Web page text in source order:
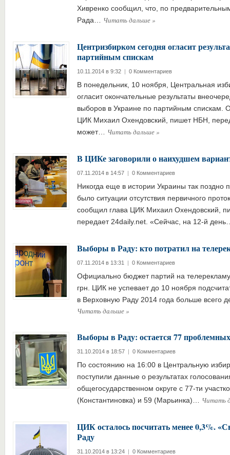
Хивренко сообщил, что, по
Рада… Читать дальше»
Центризбирком сегодня огласит
партийным спискам
10.11.2014 в 9:32 | 0 Комментариев
В понедельник, 10 ноября, Центральная
огласит окончательные результаты
выборов в Украине по партийным спискам.
ЦИК Михаил Охендовский, пишет НБН,
может… Читать дальше»
В ЦИКе заговорили о наихудшем
07.11.2014 в 14:57 | 0 Комментариев
Никогда еще в истории Украины так поздно
было ситуации отсутствия первичного
сообщил глава ЦИК Михаил Охендовский,
передает 24daily.net. «Сейчас, на 12-й
Выборы в Раду: кто потратил на
07.11.2014 в 13:31 | 0 Комментариев
Официально бюджет партий на
грн. ЦИК не успевает до 10 ноября
в Верховную Раду 2014 года больше всего
Читать дальше»
Выборы в Раду: остается 77
31.10.2014 в 18:57 | 0 Комментариев
По состоянию на 16:00 в Центральную
поступили данные о результатах
общегосударственном округе с 77-ти
(Константиновка) и 59 (Марьинка)… Читать
ЦИК осталось посчитать менее 0,3%.
Раду
31.10.2014 в 13:24 | 0 Комментариев